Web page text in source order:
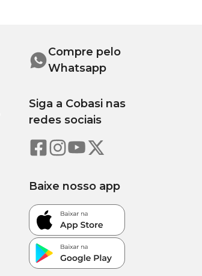
Compre pelo
Whatsapp
Siga a Cobasi nas
redes sociais
Baixe nosso app